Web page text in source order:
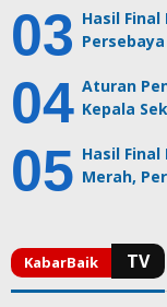
Hasil Final
Aturan
Kepala
Hasil
Merah,